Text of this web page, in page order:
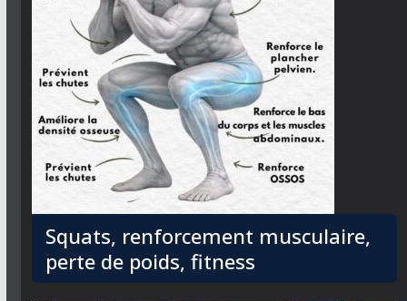
Squats, renforcement musculaire,
perte de poids, fitness